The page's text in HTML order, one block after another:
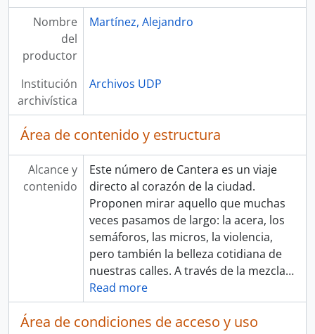
Nombre
del
productor
Martínez, Alejandro
Institución
archivística
Archivos UDP
Área de contenido y estructura
Alcance y
contenido
Este número de Cantera es un viaje
directo al corazón de la ciudad.
Proponen mirar aquello que muchas
veces pasamos de largo: la acera, los
semáforos, las micros, la violencia,
pero también la belleza cotidiana de
nuestras calles. A través de la mezcla…
Read more
Área de condiciones de acceso y uso